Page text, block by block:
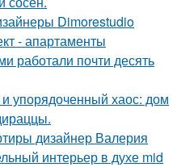
Dimorestudio
- апартаменты
работали почти десять
упорядоченный хаос: дом
дизайнер Валерия
интерьер в духе mid